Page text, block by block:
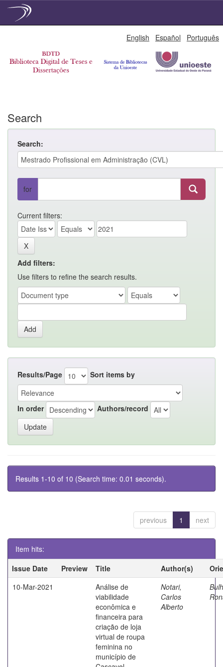
English Español Português
Search
Search:
for
Current filters:
Add filters:
Use filters to refine the search results.
Results/Page Sort items by
In order Authors/record
Results 1-10 of 10 (Search time: 0.01 seconds).
previous 1 next
Item hits:
Issue Date
Preview Title Author(s)
10-Mar-2021
Análise de
viabilidade
econômica e
financeira para
criação de loja
virtual de roupa
feminina no
município de
Notari,
Carlos
Alberto